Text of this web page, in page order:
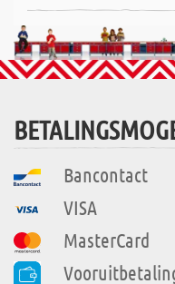
Bancontact
VISA
MasterCard